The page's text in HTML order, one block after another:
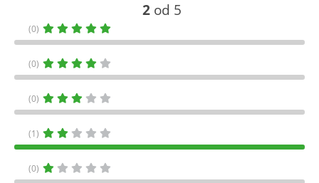
2 od 5
(0)
(0)
(0)
(1)
(0)